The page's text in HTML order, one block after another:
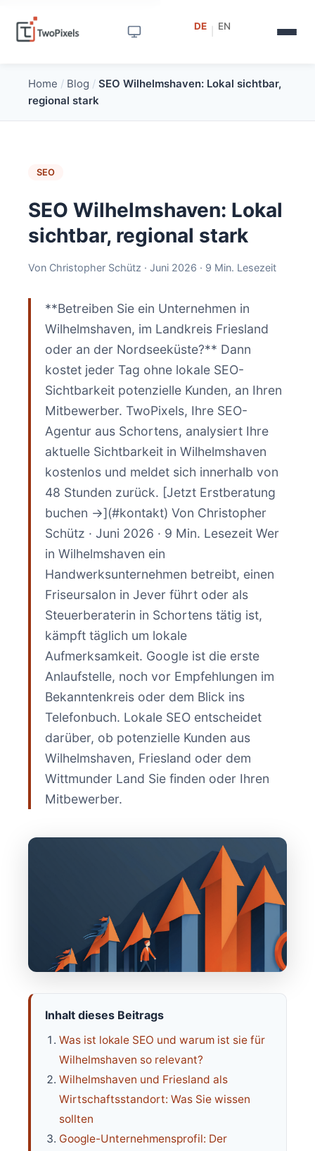
DE EN
Home / Blog / SEO Wilhelmshaven: Lokal sichtbar,
regional stark
SEO
SEO Wilhelmshaven: Lokal
sichtbar, regional stark
Von Christopher Schütz · Juni 2026 · 9 Min. Lesezeit
**Betreiben Sie ein Unternehmen in
Wilhelmshaven, im Landkreis Friesland
oder an der Nordseeküste?** Dann
kostet jeder Tag ohne lokale SEO-
Sichtbarkeit potenzielle Kunden, an Ihren
Mitbewerber. TwoPixels, Ihre SEO-
Agentur aus Schortens, analysiert Ihre
aktuelle Sichtbarkeit in Wilhelmshaven
kostenlos und meldet sich innerhalb von
48 Stunden zurück. [Jetzt Erstberatung
buchen →](#kontakt) Von Christopher
Schütz · Juni 2026 · 9 Min. Lesezeit Wer
in Wilhelmshaven ein
Handwerksunternehmen betreibt, einen
Friseursalon in Jever führt oder als
Steuerberaterin in Schortens tätig ist,
kämpft täglich um lokale
Aufmerksamkeit. Google ist die erste
Anlaufstelle, noch vor Empfehlungen im
Bekanntenkreis oder dem Blick ins
Telefonbuch. Lokale SEO entscheidet
darüber, ob potenzielle Kunden aus
Wilhelmshaven, Friesland oder dem
Wittmunder Land Sie finden oder Ihren
Mitbewerber.
Inhalt dieses Beitrags
Was ist lokale SEO und warum ist sie für
Wilhelmshaven so relevant?
Wilhelmshaven und Friesland als
Wirtschaftsstandort: Was Sie wissen
sollten
Google-Unternehmensprofil: Der